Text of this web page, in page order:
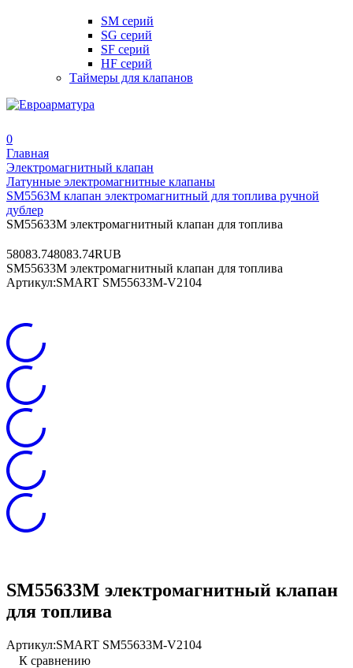
SM серий
SG серий
SF серий
HF серий
Таймеры для клапанов
0
Главная
Электромагнитный клапан
Латунные электромагнитные клапаны
SM5563M клапан электромагнитный для топлива ручной
дублер
SM55633M электромагнитный клапан для топлива
58083.748083.74RUB
SM55633M электромагнитный клапан для топлива
Артикул:SMART SM55633M-V2104
SM55633M электромагнитный клапан
для топлива
Артикул:SMART SM55633M-V2104
К сравнению